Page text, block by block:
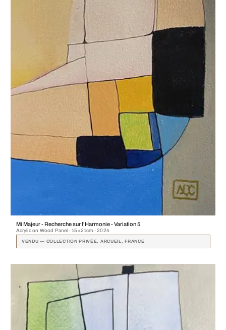
Mi Majeur - Recherche sur l'Harmonie - Variation 5
Acrylic on Wood Panel · 15×21cm · 2024
VENDU — COLLECTION PRIVÉE, ARCUEIL, FRANCE